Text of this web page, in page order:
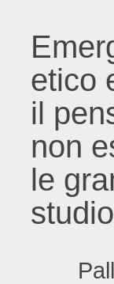
etico
il
non
le